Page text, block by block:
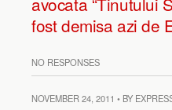
fost demisa azi de
NO RESPONSES
NOVEMBER 24, 2011 • BY